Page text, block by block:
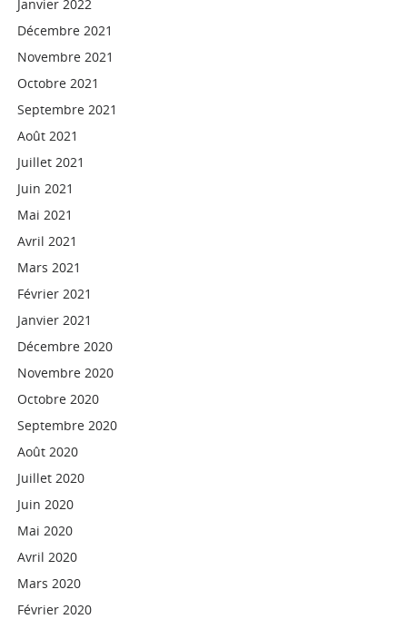
Janvier 2022
Décembre 2021
Novembre 2021
Octobre 2021
Septembre 2021
Août 2021
Juillet 2021
Juin 2021
Mai 2021
Avril 2021
Mars 2021
Février 2021
Janvier 2021
Décembre 2020
Novembre 2020
Octobre 2020
Septembre 2020
Août 2020
Juillet 2020
Juin 2020
Mai 2020
Avril 2020
Mars 2020
Février 2020